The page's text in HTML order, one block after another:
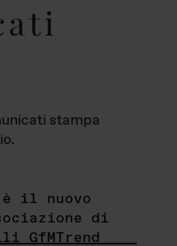
stampa
è il nuovo
di
GfMTrend